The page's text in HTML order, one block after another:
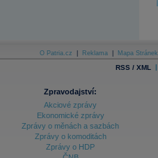
Databanka - Trh práce
Databanka - Úrokové sazby
Databanka - Veřejné rozpočty
Databanka - Zahraniční obchod a platební
O Patria.cz Reklama Mapa Stránek
RSS / XML |
Zpravodajství:
Akciové zprávy
Ekonomické zprávy
Zprávy o měnách a sazbách
Zprávy o komoditách
Zprávy o HDP